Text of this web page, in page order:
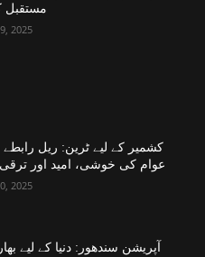
2025
کشمیر کے لیے ٹرین: ریل
عوام کی خوشی، امید اور ترقی
2025
آپریشن سندھور: دنیا کے لیے